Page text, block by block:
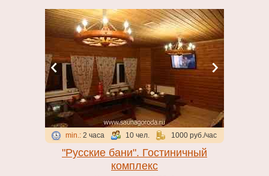
Джакузи
Комната отдыха
Купель
Кухня
Мангал
Массажное кресло
Массажный кабинет
min.:2 часа 10 чел. 1000 руб./час
"Русские бани". Гостиничный
комплекс